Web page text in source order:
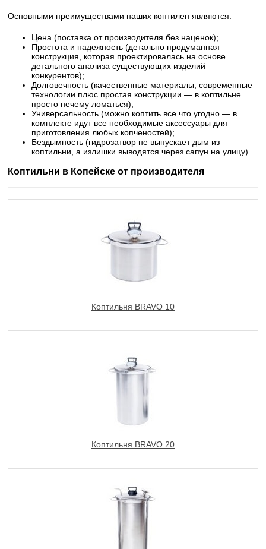
Основными преимуществами наших коптилен являются:
Цена (поставка от производителя без наценок);
Простота и надежность (детально продуманная
конструкция, которая проектировалась на основе
детального анализа существующих изделий
конкурентов);
Долговечность (качественные материалы, современные
технологии плюс простая конструкции — в коптильне
просто нечему ломаться);
Универсальность (можно коптить все что угодно — в
комплекте идут все необходимые аксессуары для
приготовления любых копченостей);
Бездымность (гидрозатвор не выпускает дым из
коптильни, а излишки выводятся через сапун на улицу).
Коптильни в Копейске от производителя
Коптильня BRAVO 10
Коптильня BRAVO 20